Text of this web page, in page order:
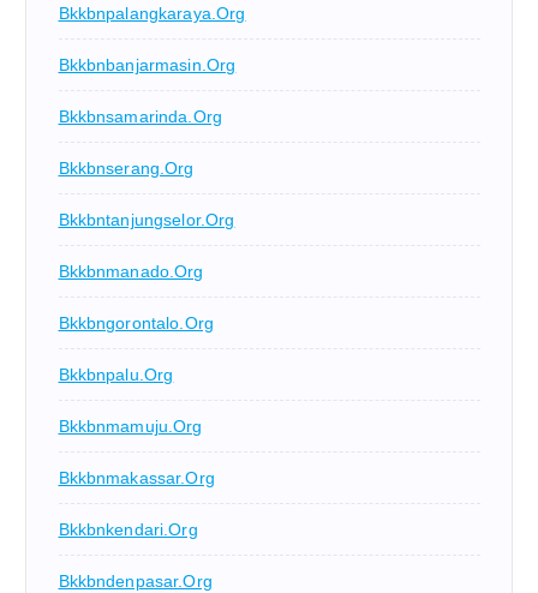
Bkkbnpalangkaraya.org
Bkkbnbanjarmasin.org
Bkkbnsamarinda.org
Bkkbnserang.org
Bkkbntanjungselor.org
Bkkbnmanado.org
Bkkbngorontalo.org
Bkkbnpalu.org
Bkkbnmamuju.org
Bkkbnmakassar.org
Bkkbnkendari.org
Bkkbndenpasar.org